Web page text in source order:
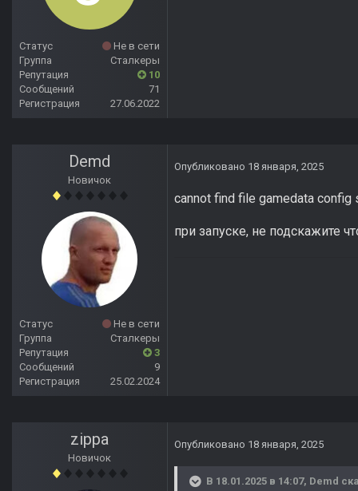
Статус
Не в сети
Группа
Сталкеры
Репутация
10
Сообщений
71
Регистрация
27.06.2022
Demd
Новичок
Статус
Не в сети
Группа
Сталкеры
Репутация
3
Сообщений
9
Регистрация
25.02.2024
Опубликовано 18 января, 2025
cannot find file gamedata
при запуске, не подскажите
zippa
Новичок
Опубликовано 18 января, 2025
В 18.01.2025 в 14:07, Demd